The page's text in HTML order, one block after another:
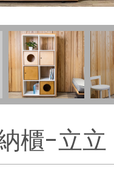
櫃-立立